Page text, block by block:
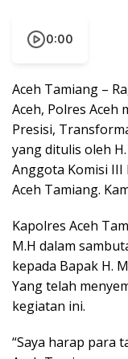
0:00
Aceh Tamiang –
Aceh, Polres Aceh
Presisi,
yang ditulis oleh
Anggota Komisi III
Aceh Tamiang.
Kapolres Aceh
M.H dalam
kepada Bapak H.
Yang telah
kegiatan ini.
“Saya harap para